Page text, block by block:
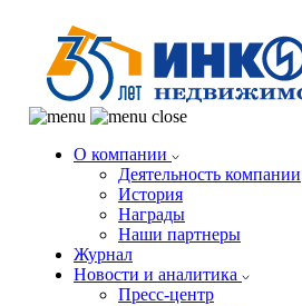
О компании
Деятельность компании
История
Награды
Наши партнеры
Журнал
Новости и аналитика
Пресс-центр